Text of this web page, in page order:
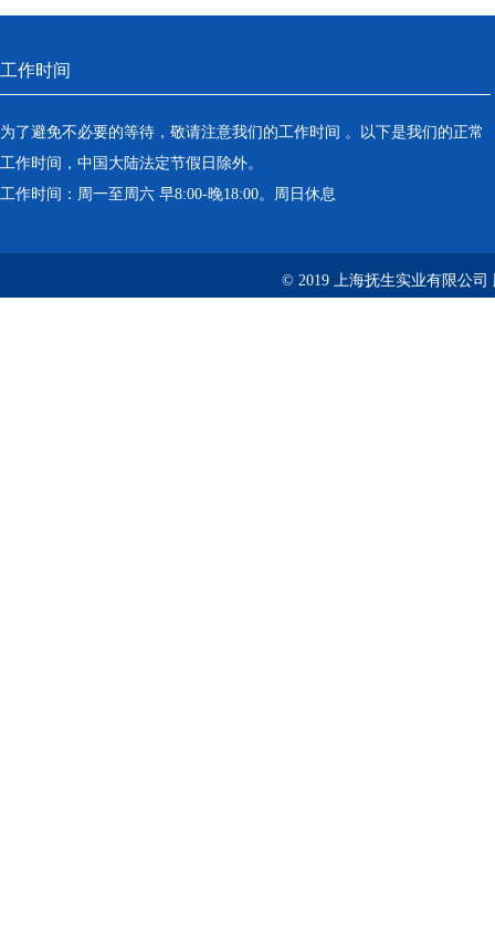
工作时间
为了避免不必要的等待，敬请注意我们的工作时间 。以下是我们的正常
工作时间，中国大陆法定节假日除外。
工作时间：周一至周六 早8:00-晚18:00。周日休息
© 2019 上海抚生实业有限公司